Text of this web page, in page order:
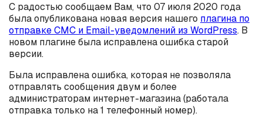
С радостью сообщаем Вам, что 07 июля 2020 года
была опубликована новая версия нашего плагина по
отправке СМС и Email-уведомлений из WordPress. В
новом плагине была исправлена ошибка старой
версии.
Была исправлена ошибка, которая не позволяла
отправлять сообщения двум и более
администраторам интернет-магазина (работала
отправка только на 1 телефонный номер).